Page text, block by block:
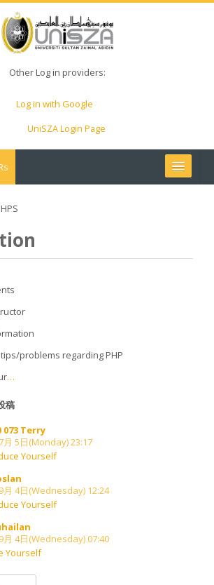
Other Log in providers:
Log in with Google
UniSZA Login Page
検
索
す
tips/problems regarding PHP
稿
073 Terry
月 5日(Monday) 23:17
Yourself
月 4日(Wednesday) 12:24
Yourself
月 4日(Wednesday) 07:40
Yourself